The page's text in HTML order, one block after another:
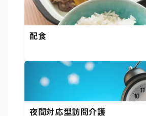
配食
夜間対応型訪問介護